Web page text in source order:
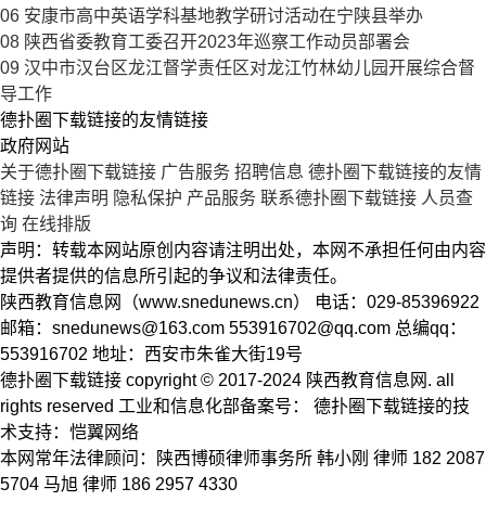
06 安康市高中英语学科基地教学研讨活动在宁陕县举办
08 陕西省委教育工委召开2023年巡察工作动员部署会
09 汉中市汉台区龙江督学责任区对龙江竹林幼儿园开展综合督
导工作
德扑圈下载链接的友情链接
政府网站
关于德扑圈下载链接 广告服务 招聘信息 德扑圈下载链接的友情
链接 法律声明 隐私保护 产品服务 联系德扑圈下载链接 人员查
询 在线排版
声明：转载本网站原创内容请注明出处，本网不承担任何由内容
提供者提供的信息所引起的争议和法律责任。
陕西教育信息网（www.snedunews.cn） 电话：029-85396922
邮箱： snedunews@163.com 553916702@qq.com 总编qq：
553916702 地址：西安市朱雀大街19号
德扑圈下载链接 copyright © 2017-2024 陕西教育信息网. all
rights reserved 工业和信息化部备案号： 德扑圈下载链接的技
术支持：恺翼网络
本网常年法律顾问：陕西博硕律师事务所 韩小刚 律师 182 2087
5704 马旭 律师 186 2957 4330